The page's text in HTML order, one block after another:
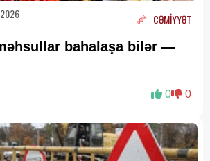
CƏMİYYƏT
bahalaşa bilər —
0 0